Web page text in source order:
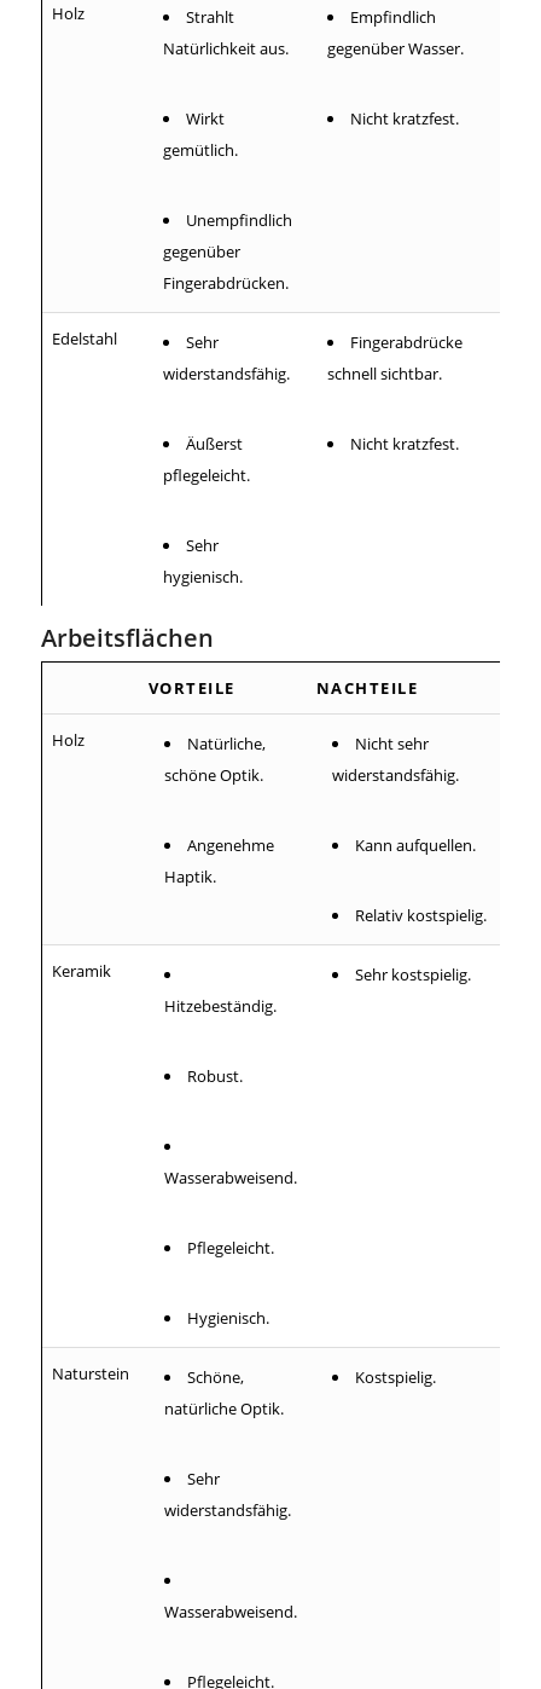
Holz
Strahlt
Natürlichkeit aus.
Wirkt
gemütlich.
Unempfindlich
gegenüber
Fingerabdrücken.
Empfindlich
gegenüber Wasser.
Nicht kratzfest.
Edelstahl
Sehr
widerstandsfähig.
Äußerst
pflegeleicht.
Sehr
hygienisch.
Fingerabdrücke
schnell sichtbar.
Nicht kratzfest.
Arbeitsflächen
VORTEILE NACHTEILE
Holz
Natürliche,
schöne Optik.
Angenehme
Haptik.
Nicht sehr
widerstandsfähig.
Kann aufquellen.
Relativ kostspielig.
Keramik
Hitzebeständig.
Robust.
Wasserabweisend.
Pflegeleicht.
Hygienisch.
Sehr kostspielig.
Naturstein
Schöne,
natürliche Optik.
Sehr
widerstandsfähig.
Wasserabweisend.
Pflegeleicht.
Kostspielig.